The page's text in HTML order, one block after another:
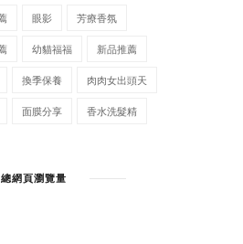
眼影 芳療香氛
幼貓福福 新品推薦
換季保養 肉肉女出頭天
面膜分享 香水洗髮精
總網頁瀏覽量